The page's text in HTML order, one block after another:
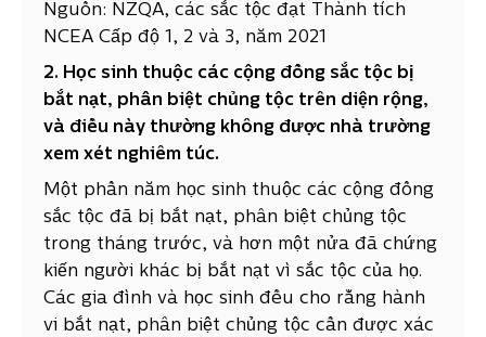
Nguồn: NZQA, các sắc tộc đạt Thành tích
NCEA Cấp độ 1, 2 và 3, năm 2021
2. Học sinh thuộc các cộng đồng sắc tộc bị
bắt nạt, phân biệt chủng tộc trên diện rộng,
và điều này thường không được nhà trường
xem xét nghiêm túc.
Một phần năm học sinh thuộc các cộng đồng
sắc tộc đã bị bắt nạt, phân biệt chủng tộc
trong tháng trước, và hơn một nửa đã chứng
kiến người khác bị bắt nạt vì sắc tộc của họ.
Các gia đình và học sinh đều cho rằng hành
vi bắt nạt, phân biệt chủng tộc cần được xác